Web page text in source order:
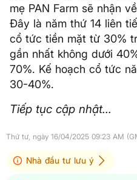
mẹ PAN Farm sẽ nhận
Đây là năm thứ 14 liên
cổ tức tiền mặt từ 30%
gần nhất không dưới
70%. Kế hoạch cổ tức
30-40%.
Tiếp tục cập nhật...
Thứ tư, ngày 16/04/2025 09:23 AM
Nhà đầu tư lưu ý